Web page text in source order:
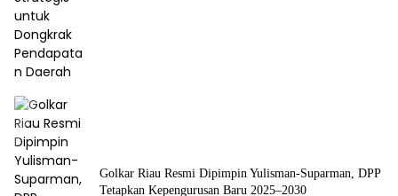
Golkar Riau Resmi Dipimpin Yulisman-Suparman, DPP
Tetapkan Kepengurusan Baru 2025–2030